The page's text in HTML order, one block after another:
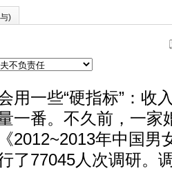
)
一些“硬指标”：收
一番。不久前，一家
2012~2013年中国男
了77045人次调研。